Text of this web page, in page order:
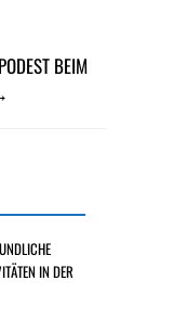
BEIM
IN DER